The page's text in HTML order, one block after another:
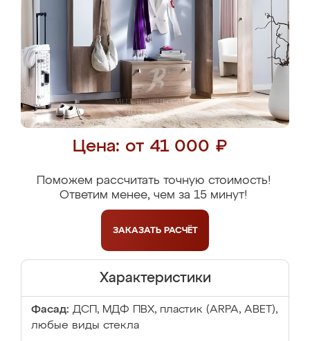
Цена: от 41 000 ₽
Поможем рассчитать точную стоимость!
Ответим менее, чем за 15 минут!
ЗАКАЗАТЬ РАСЧЁТ
Характеристики
Фасад: ДСП, МДФ ПВХ, пластик (ARPA, ABET),
любые виды стекла